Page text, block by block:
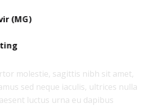
ir (MG)
ting
molestie, sagittis nibh sit amet,
sed neque iaculis, ultrices nulla
luctus urna eu dapibus